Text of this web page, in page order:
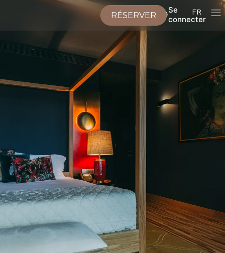
FR
Se
connecter
RÉSERVER